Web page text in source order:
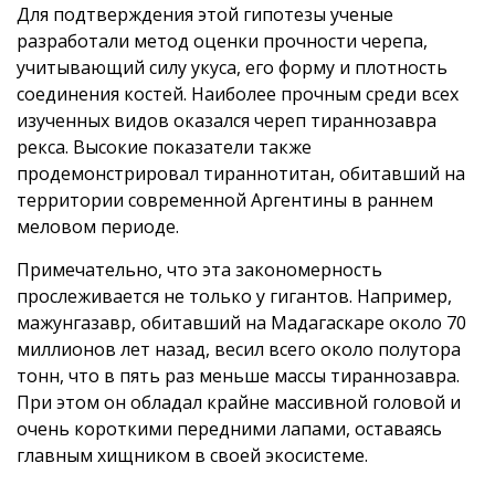
Для подтверждения этой гипотезы ученые
разработали метод оценки прочности черепа,
учитывающий силу укуса, его форму и плотность
соединения костей. Наиболее прочным среди всех
изученных видов оказался череп тираннозавра
рекса. Высокие показатели также
продемонстрировал тираннотитан, обитавший на
территории современной Аргентины в раннем
меловом периоде.
Примечательно, что эта закономерность
прослеживается не только у гигантов. Например,
мажунгазавр, обитавший на Мадагаскаре около 70
миллионов лет назад, весил всего около полутора
тонн, что в пять раз меньше массы тираннозавра.
При этом он обладал крайне массивной головой и
очень короткими передними лапами, оставаясь
главным хищником в своей экосистеме.